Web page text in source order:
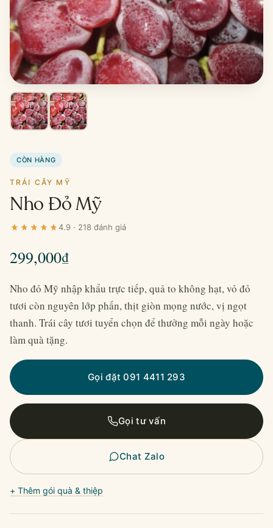
CÒN HÀNG
TRÁI CÂY MỸ
Nho Đỏ Mỹ
4.9 · 218 đánh giá
299,000₫
Nho đỏ Mỹ nhập khẩu trực tiếp, quả to không hạt, vỏ đỏ
tươi còn nguyên lớp phấn, thịt giòn mọng nước, vị ngọt
thanh. Trái cây tươi tuyển chọn để thưởng mỗi ngày hoặc
làm quà tặng.
Gọi đặt 091 4411 293
Gọi tư vấn
Chat Zalo
+ Thêm gói quà & thiệp